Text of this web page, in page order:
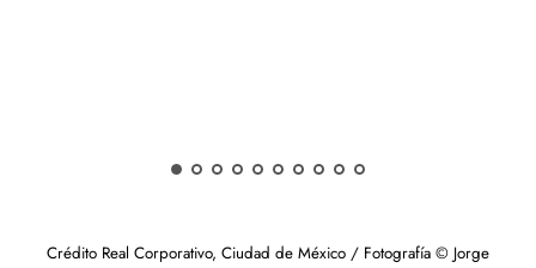
Crédito Real Corporativo, Ciudad de México / Fotografía © Jorge